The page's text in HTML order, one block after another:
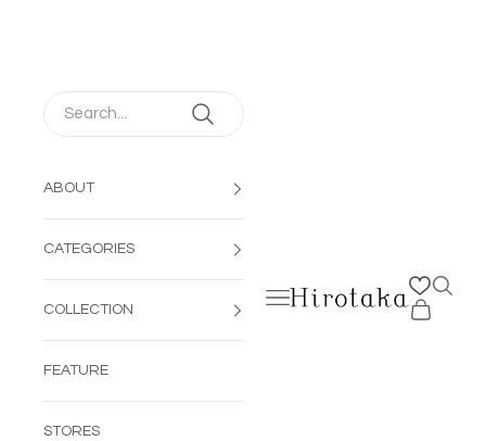
Hirotaka Jewelry | 公式オン
メニューを開く
検索を
カートを
ABOUT
CATEGORIES
COLLECTION
FEATURE
STORES